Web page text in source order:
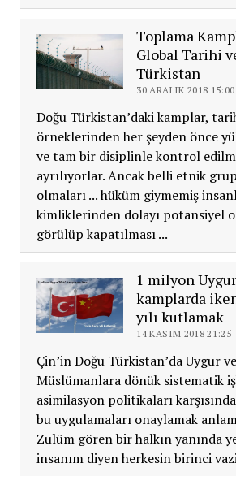
Toplama
Global Tarihi
Türkistan
30 ARALIK 2018 15:00
Doğu Türkistan’daki kamplar,
örneklerinden her şeyden önce
ve tam bir disiplinle kontrol
ayrılıyorlar. Ancak belli etnik
olmaları ... hüküm giymemiş
kimliklerinden dolayı potansiyel
görülüp kapatılması ...
1 milyon
kamplarda
yılı kutlamak
14 KASIM 2018 21:25
Çin’in Doğu Türkistan’da Uygur
Müslümanlara dönük sistematik
asimilasyon politikaları
bu uygulamaları onaylamak
Zulüm gören bir halkın yanında
insanım diyen herkesin birinci